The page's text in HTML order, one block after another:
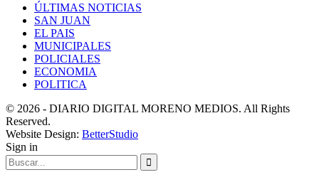
ÚLTIMAS NOTICIAS
SAN JUAN
EL PAIS
MUNICIPALES
POLICIALES
ECONOMIA
POLITICA
© 2026 - DIARIO DIGITAL MORENO MEDIOS. All Rights
Reserved.
Website Design: BetterStudio
Sign in